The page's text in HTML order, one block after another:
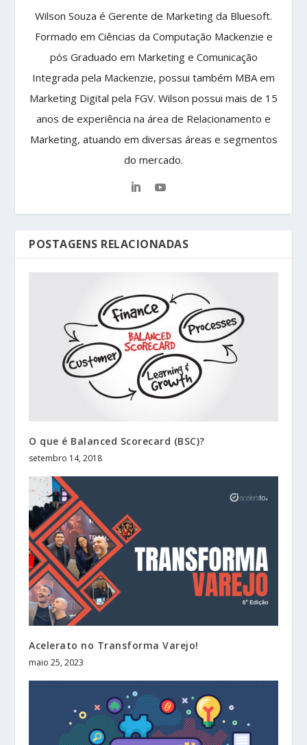
Wilson Souza é Gerente de Marketing da Bluesoft.
Formado em Ciências da Computação Mackenzie e
pós Graduado em Marketing e Comunicação
Integrada pela Mackenzie, possui também MBA em
Marketing Digital pela FGV. Wilson possui mais de 15
anos de experiência na área de Relacionamento e
Marketing, atuando em diversas áreas e segmentos
do mercado.
POSTAGENS RELACIONADAS
O que é Balanced Scorecard (BSC)?
setembro 14, 2018
Acelerato no Transforma Varejo!
maio 25, 2023